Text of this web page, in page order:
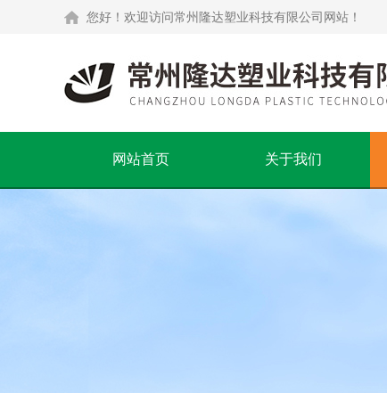
您好！欢迎访问常州隆达塑业科技有限公司网站！
网站首页 关于我们